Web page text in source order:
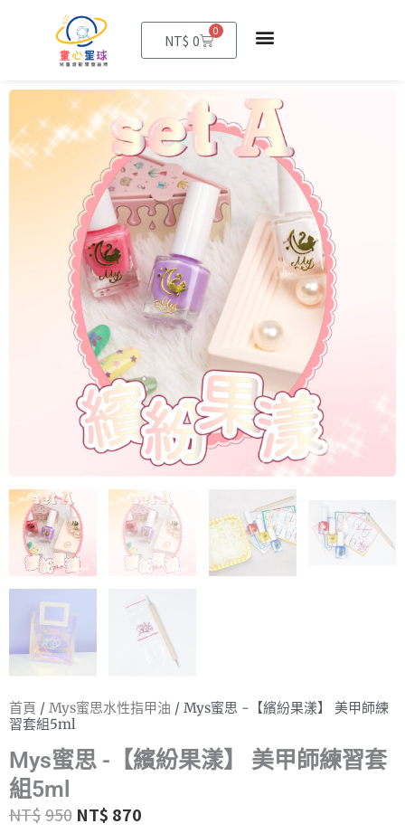
NT$ 0
0
購
物
首頁 / Mys蜜思水性指甲油 / Mys蜜思 -【繽紛果漾】 美甲師練
習套組5ml
Mys蜜思 -【繽紛果漾】 美甲師練習套
組5ml
NT$950 NT$ 870